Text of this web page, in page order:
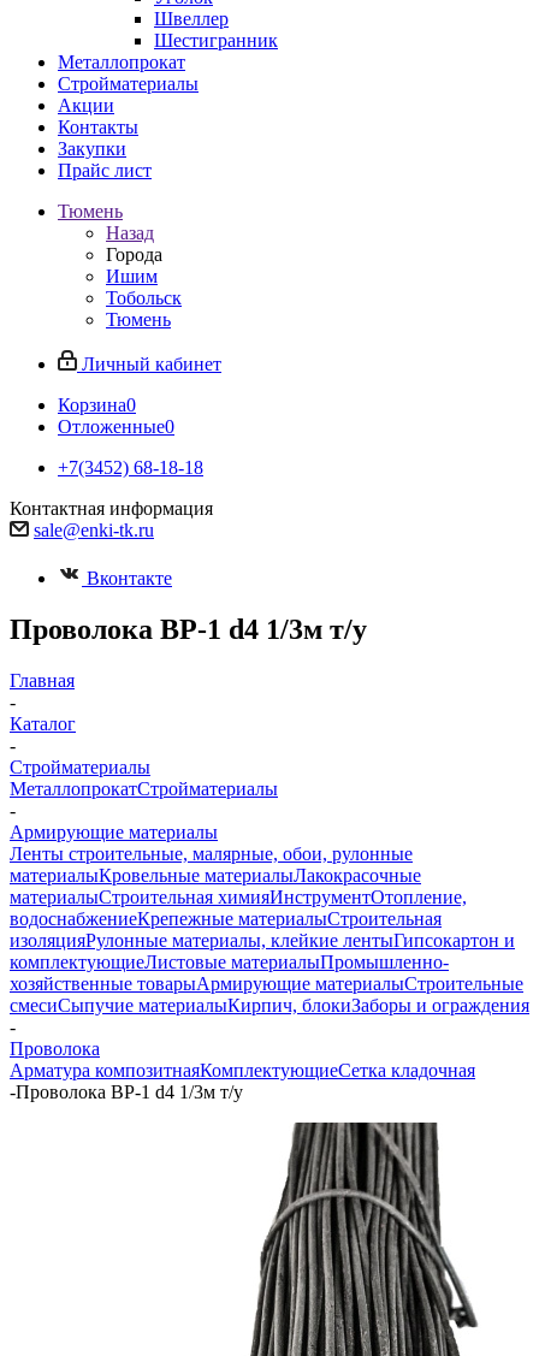
Швеллер
Шестигранник
Металлопрокат
Стройматериалы
Акции
Контакты
Закупки
Прайс лист
Тюмень
Назад
Города
Ишим
Тобольск
Тюмень
Личный кабинет
Корзина0
Отложенные0
+7(3452) 68-18-18
Контактная информация
sale@enki-tk.ru
Вконтакте
Проволока ВР-1 d4 1/3м т/у
Главная
-
Каталог
-
Стройматериалы
МеталлопрокатСтройматериалы
-
Армирующие материалы
Ленты строительные, малярные, обои, рулонные
материалыКровельные материалыЛакокрасочные
материалыСтроительная химияИнструментОтопление,
водоснабжениеКрепежные материалыСтроительная
изоляцияРулонные материалы, клейкие лентыГипсокартон и
комплектующиеЛистовые материалыПромышленно-
хозяйственные товарыАрмирующие материалыСтроительные
смесиСыпучие материалыКирпич, блокиЗаборы и ограждения
-
Проволока
Арматура композитнаяКомплектующиеСетка кладочная
-Проволока ВР-1 d4 1/3м т/у